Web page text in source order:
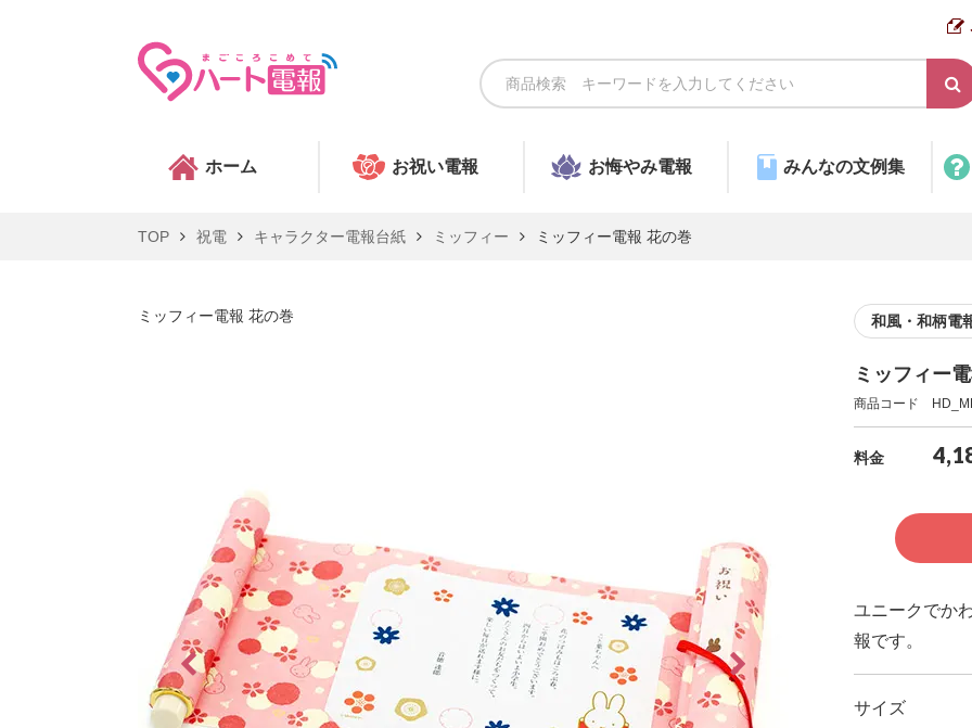
ホーム お祝い電報 お悔やみ電報 みんなの文例集
TOP 祝電 キャラクター電報台紙 ミッフィー ミッフィー電報 花の巻
ミッフィー電報 花の巻 和風・和柄電
ミッフィー
商品コード
料金
ユニークでか
報です。
サイズ